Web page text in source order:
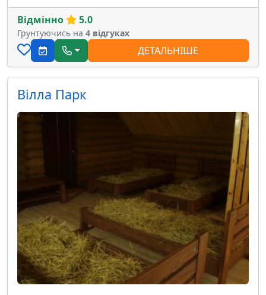
Відмінно 5.0
Грунтуючись на 4 відгуках
ДЕТАЛЬНІШЕ
Вілла Парк